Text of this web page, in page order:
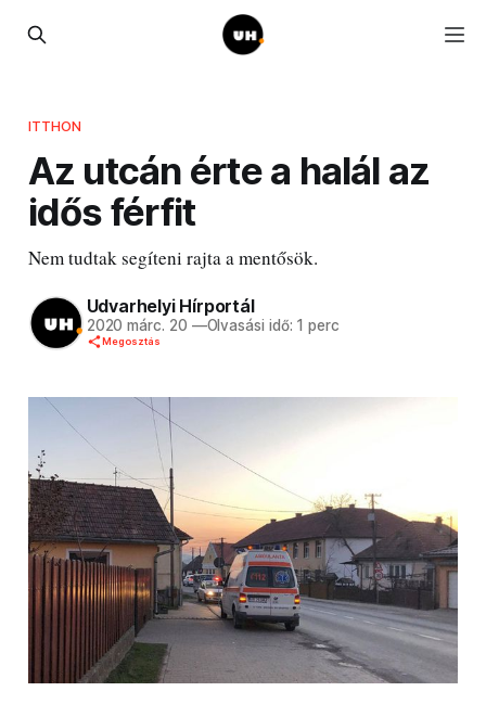
ITTHON
Az utcán érte a halál az
idős férfit
Nem tudtak segíteni rajta a mentősök.
Udvarhelyi Hírportál
2020 márc. 20 —Olvasási idő: 1 perc
Megosztás